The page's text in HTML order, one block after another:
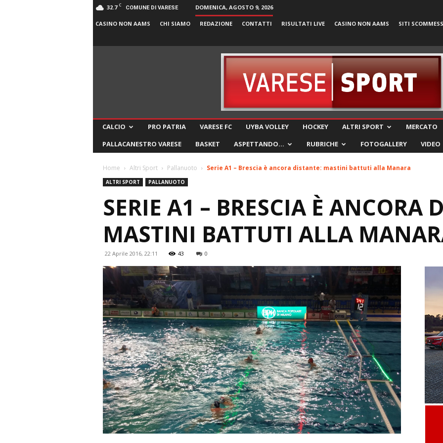
32.7 C COMUNE DI VARESE DOMENICA, AGOSTO 9, 2026
CASINO NON AAMS CHI SIAMO REDAZIONE CONTATTI RISULTATI LIVE CASINO NON AAMS SITI
CALCIO PRO PATRIA VARESE FC UYBA VOLLEY HOCKEY ALTRI SPORT
MERCATO
PALLACANESTRO VARESE
BASKET ASPETTANDO… RUBRICHE FOTOGALLERY VIDEO
Home Altri Sport Pallanuoto Serie A1 – Brescia è ancora distante: mastini battuti alla Manara
ALTRI SPORT PALLANUOTO
SERIE A1 – BRESCIA È ANCORA
MASTINI BATTUTI ALLA
22 Aprile 2016, 22:11 43 0